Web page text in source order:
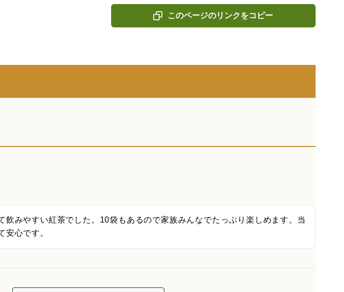
このページのリンクをコピー
飲みやすい紅茶でした。10袋もあるので家族みんなでたっぷり楽しめます。当
安心です。